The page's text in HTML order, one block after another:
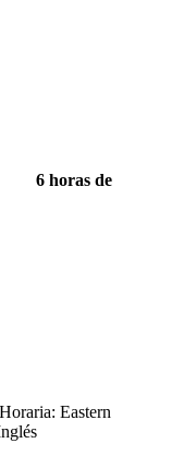
6 horas de
Eastern